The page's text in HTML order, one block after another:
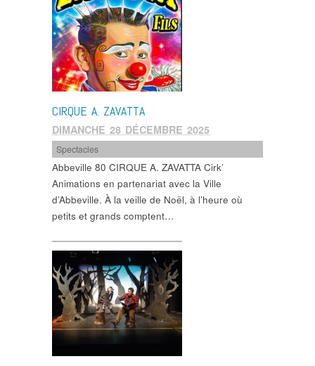
CIRQUE A. ZAVATTA
DIMANCHE 28 DÉCEMBRE 2025
Spectacles
Abbeville 80 CIRQUE A. ZAVATTA Cirk’
Animations en partenariat avec la Ville
d’Abbeville. À la veille de Noël, à l’heure où
petits et grands comptent…